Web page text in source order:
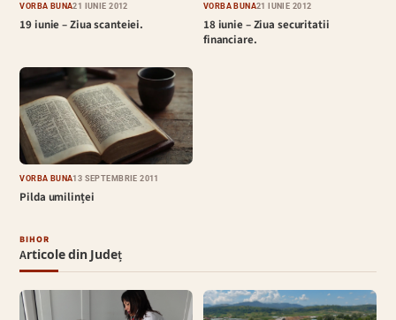
VORBA BUNĂ21 IUNIE 2012
19 iunie – Ziua scanteiei.
VORBA BUNĂ21 IUNIE 2012
18 iunie – Ziua securitatii
financiare.
VORBA BUNĂ13 SEPTEMBRIE 2011
Pilda umilinței
BIHOR
Articole din Județ